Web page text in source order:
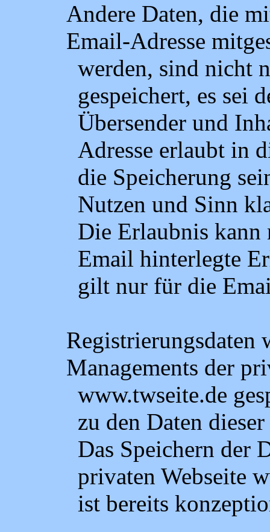
Andere Daten, die
Email-Adresse
werden, sind nicht
gespeichert, es sei
Übersender und
Adresse erlaubt in
die Speicherung
Nutzen und Sinn
Die Erlaubnis kann
Email hinterlegte
gilt nur für die
Registrierungsdaten
Managements der
www.twseite.de
zu den Daten
Das Speichern der
privaten Webseite
ist bereits